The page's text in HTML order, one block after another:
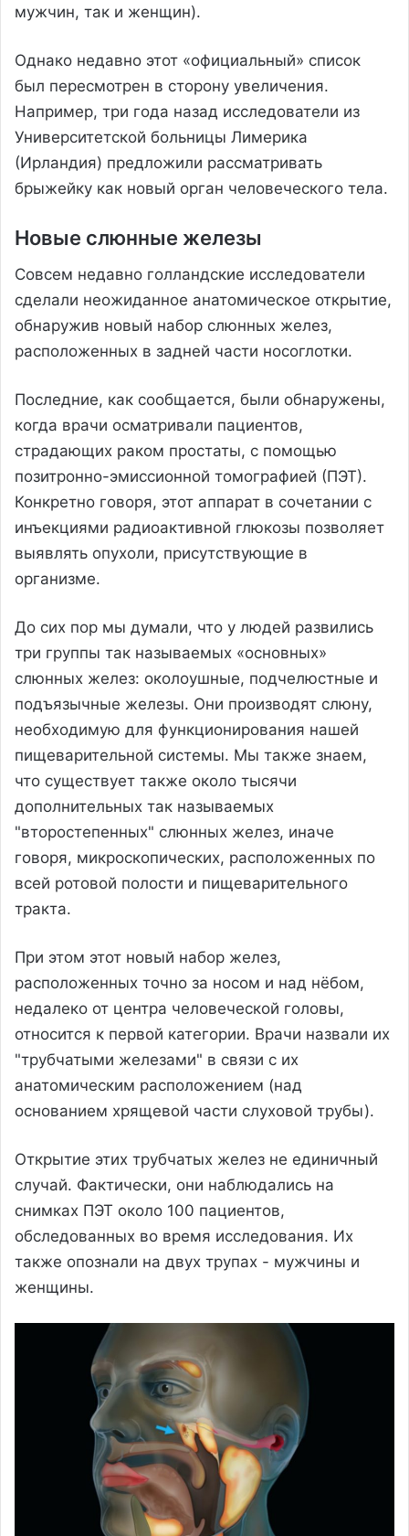
мужчин, так и женщин).
Однако недавно этот «официальный» список
был пересмотрен в сторону увеличения.
Например, три года назад исследователи из
Университетской больницы Лимерика
(Ирландия) предложили рассматривать
брыжейку как новый орган человеческого тела.
Новые слюнные железы
Совсем недавно голландские исследователи
сделали неожиданное анатомическое открытие,
обнаружив новый набор слюнных желез,
расположенных в задней части носоглотки.
Последние, как сообщается, были обнаружены,
когда врачи осматривали пациентов,
страдающих раком простаты, с помощью
позитронно-эмиссионной томографией (ПЭТ).
Конкретно говоря, этот аппарат в сочетании с
инъекциями радиоактивной глюкозы позволяет
выявлять опухоли, присутствующие в
организме.
До сих пор мы думали, что у людей развились
три группы так называемых «основных»
слюнных желез: околоушные, подчелюстные и
подъязычные железы. Они производят слюну,
необходимую для функционирования нашей
пищеварительной системы. Мы также знаем,
что существует также около тысячи
дополнительных так называемых
"второстепенных" слюнных желез, иначе
говоря, микроскопических, расположенных по
всей ротовой полости и пищеварительного
тракта.
При этом этот новый набор желез,
расположенных точно за носом и над нёбом,
недалеко от центра человеческой головы,
относится к первой категории. Врачи назвали их
"трубчатыми железами" в связи с их
анатомическим расположением (над
основанием хрящевой части слуховой трубы).
Открытие этих трубчатых желез не единичный
случай. Фактически, они наблюдались на
снимках ПЭТ около 100 пациентов,
обследованных во время исследования. Их
также опознали на двух трупах - мужчины и
женщины.